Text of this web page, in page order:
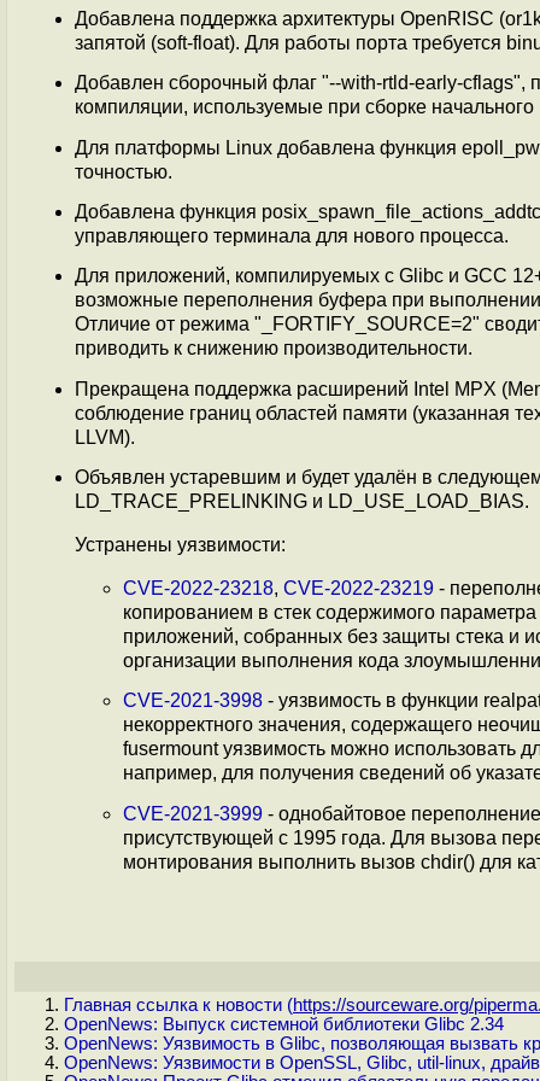
Добавлена поддержка архитектуры OpenRISC
запятой (soft-float). Для работы порта требуется
Добавлен сборочный флаг "--with-rtld-early-cflags",
компиляции, используемые при сборке
Для платформы Linux добавлена функция
точностью.
Добавлена функция
управляющего терминала для нового процесса.
Для приложений, компилируемых с Glibc и GCC
возможные переполнения буфера при
Отличие от режима "_FORTIFY_SOURCE=2"
приводить к снижению производительности.
Прекращена поддержка расширений Intel MPX
соблюдение границ областей памяти (указанная
LLVM).
Объявлен устаревшим и будет удалён в
LD_TRACE_PRELINKING и LD_USE_LOAD_BIAS.
Устранены уязвимости:
CVE-2022-23218, CVE-2022-23219 -
копированием в стек содержимого
приложений, собранных без защиты стека и
организации выполнения кода
CVE-2021-3998 - уязвимость в функции
некорректного значения, содержащего
fusermount уязвимость можно использовать
например, для получения сведений об
CVE-2021-3999 - однобайтовое
присутствующей с 1995 года. Для вызова
монтирования выполнить вызов chdir() для
Главная ссылка к новости (https://sourceware.org/
OpenNews: Выпуск системной библиотеки Glibc 2.34
OpenNews: Уязвимость в Glibc, позволяющая вызвать
OpenNews: Уязвимости в OpenSSL, Glibc, util-linux,